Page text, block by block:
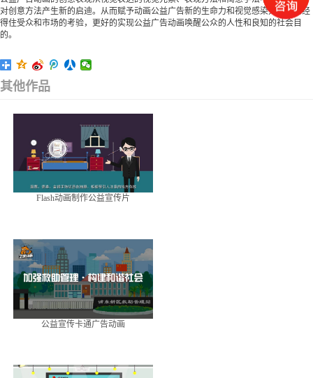
对创意方法产生新的启迪。从而赋予动画公益广告新的生命力和视觉感染力，使它经
得住受众和市场的考验，更好的实现公益广告动画唤醒公众的人性和良知的社会目
的。
其他作品
Flash动画制作公益宣传片
公益宣传卡通广告动画